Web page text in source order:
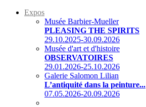
Expos
Musée Barbier-Mueller
PLEASING THE SPIRITS
29.10.2025-30.09.2026
Musée d'art et d'histoire
OBSERVATOIRES
29.01.2026-25.10.2026
Galerie Salomon Lilian
L’antiquité dans la peinture...
07.05.2026-20.09.2026